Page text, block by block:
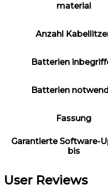
material
Anzahl
Batterien
Batterien
Fassung
Garantierte Software-
bis
User Reviews